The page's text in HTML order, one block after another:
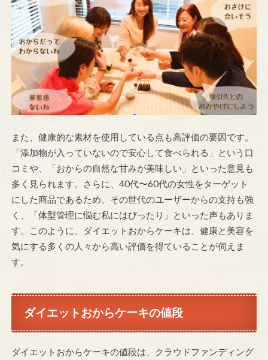
また、健康的な素材を使用している点も高評価の要因です。
「添加物が入っていないので安心して食べられる」という口
コミや、「おからの自然な甘みが美味しい」といった意見も
多く見られます。さらに、40代〜60代の女性をターゲット
にした商品であるため、その世代のユーザーからの支持も強
く、「体型管理に悩む私にはぴったり」といった声もありま
す。このように、ダイエットおからケーキは、健康と美容を
気にする多くの人々から高い評価を得ていることが伺えま
す。
ダイエットおからケーキの値段
ダイエットおからケーキの値段は、クラウドファンディング